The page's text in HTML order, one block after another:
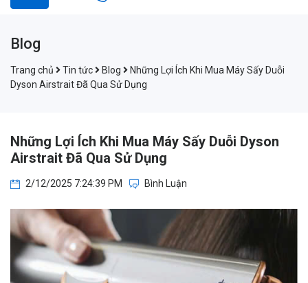
Blog
Trang chủ Tin tức Blog
Những Lợi Ích Khi Mua Máy Sấy Duỗi
Dyson Airstrait Đã Qua Sử Dụng
Những Lợi Ích Khi Mua Máy Sấy Duỗi Dyson
Airstrait Đã Qua Sử Dụng
2/12/2025 7:24:39 PM Bình Luận